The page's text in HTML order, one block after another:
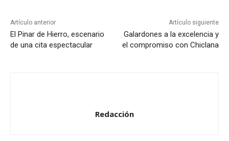
Artículo anterior
El Pinar de Hierro, escenario
de una cita espectacular
Artículo siguiente
Galardones a la excelencia y
el compromiso con Chiclana
Redacción